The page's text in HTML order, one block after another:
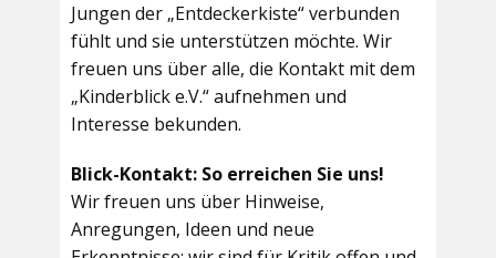
Jungen der „Entdeckerkiste“ verbunden
fühlt und sie unterstützen möchte. Wir
freuen uns über alle, die Kontakt mit dem
„Kinderblick e.V.“ aufnehmen und
Interesse bekunden.
Blick-Kontakt: So erreichen Sie uns!
Wir freuen uns über Hinweise,
Anregungen, Ideen und neue